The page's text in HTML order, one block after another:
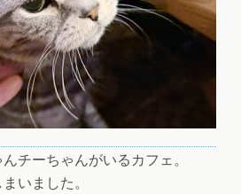
チーちゃんがいるカフェ。
いました。